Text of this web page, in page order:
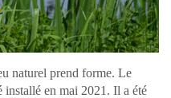
naturel prend forme. Le
installé en mai 2021. Il a été